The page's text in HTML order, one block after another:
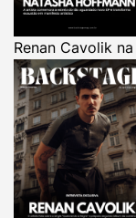
Renan Cavolik